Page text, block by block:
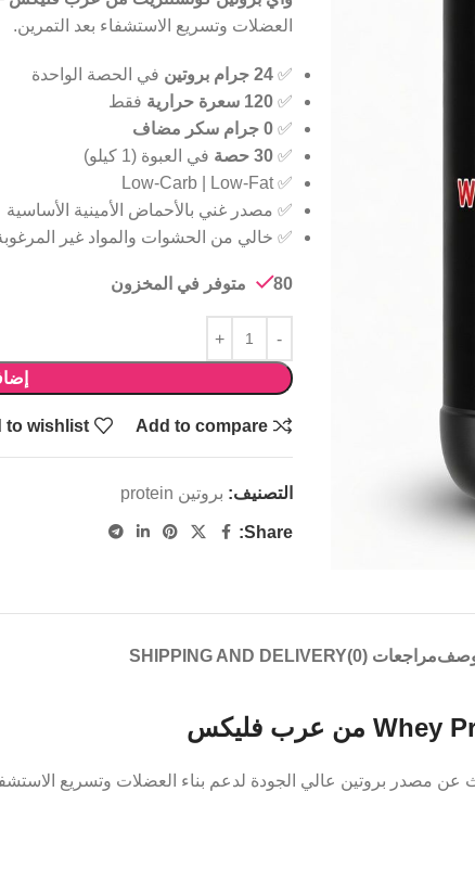
العضلات وتسريع الاستشفاء بعد التمرين.
✅ 24 جرام بروتين
في الحصة الواحدة
✅ 120 سعرة حرارية
فقط
✅ 0 جرام سكر مضاف
✅ 30 حصة
في العبوة (1 كيلو)
✅ Low-Carb | Low-Fat
✅ مصدر غني بالأحماض الأمينية الأساسية
✅ خالي من الحشوات والمواد غير
80 متوفر في المخزون
Add to compare
to wishlist
التصنيف: بروتين protein
Share:
مراجعات (0) SHIPPING AND DELIVERY
عن مصدر بروتين عالي الجودة لدعم بناء العضلات وتسريع